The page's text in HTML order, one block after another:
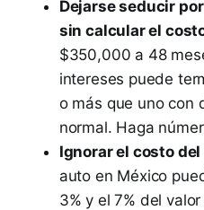
Dejarse seducir
sin calcular el
$350,000 a 48
intereses puede
o más que uno con
normal. Haga
Ignorar el costo
auto en México
3% y el 7% del